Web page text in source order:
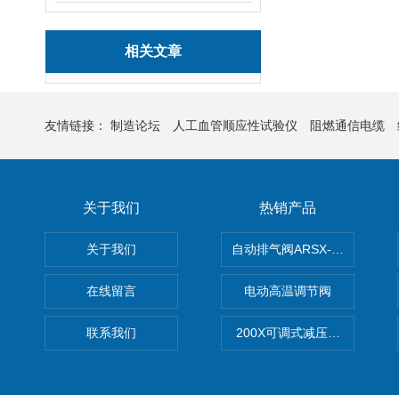
相关文章
友情链接： 制造论坛 人工血管顺应性试验仪 阻燃通信电缆
关于我们
关于我们
在线留言
联系我们
热销产品
自动排气阀ARSX-0015/
电动高温调节阀
200X可调式减压阀（减压稳